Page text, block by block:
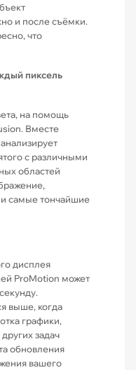
и после съёмки.
что
пиксель
на помощь
Вместе
с различными
областей
самые тончайшие
дисплея
ProMotion может
выше, когда
графики,
задач
обновления
вашего